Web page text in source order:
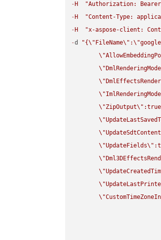
- H
"Authorization:
- H
"Content-Type:
- H
"x-aspose-client:
-d "{\" FileName\" :\"
\"
\" DmlRenderingMode
\"
\"ImlRenderingMode
\"ZipOutput\"
\"
\"UpdateSdtContent
\"UpdateFields\"
\"
\"
\"
\"